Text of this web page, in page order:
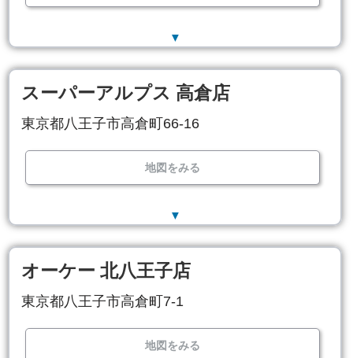
▼
スーパーアルプス 高倉店
東京都八王子市高倉町66-16
地図をみる
▼
オーケー 北八王子店
東京都八王子市高倉町7-1
地図をみる